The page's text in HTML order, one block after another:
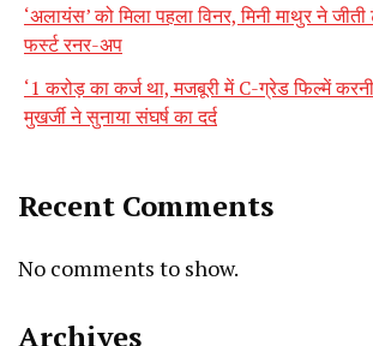
‘अलायंस’ को मिला पहला विनर, मिनी माथुर ने जीती
फर्स्ट रनर-अप
‘1 करोड़ का कर्ज था, मजबूरी में C-ग्रेड फिल्में करनी
मुखर्जी ने सुनाया संघर्ष का दर्द
Recent Comments
No comments to show.
Archives